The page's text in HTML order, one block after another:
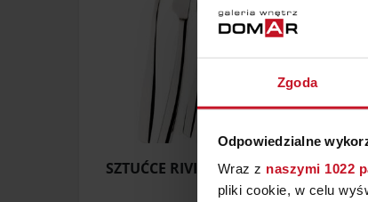
Zgoda
Odpowiedzialne
Wraz z naszymi 1022
pliki cookie, w celu
SZTUĆCE RIVIERA BUGATTI